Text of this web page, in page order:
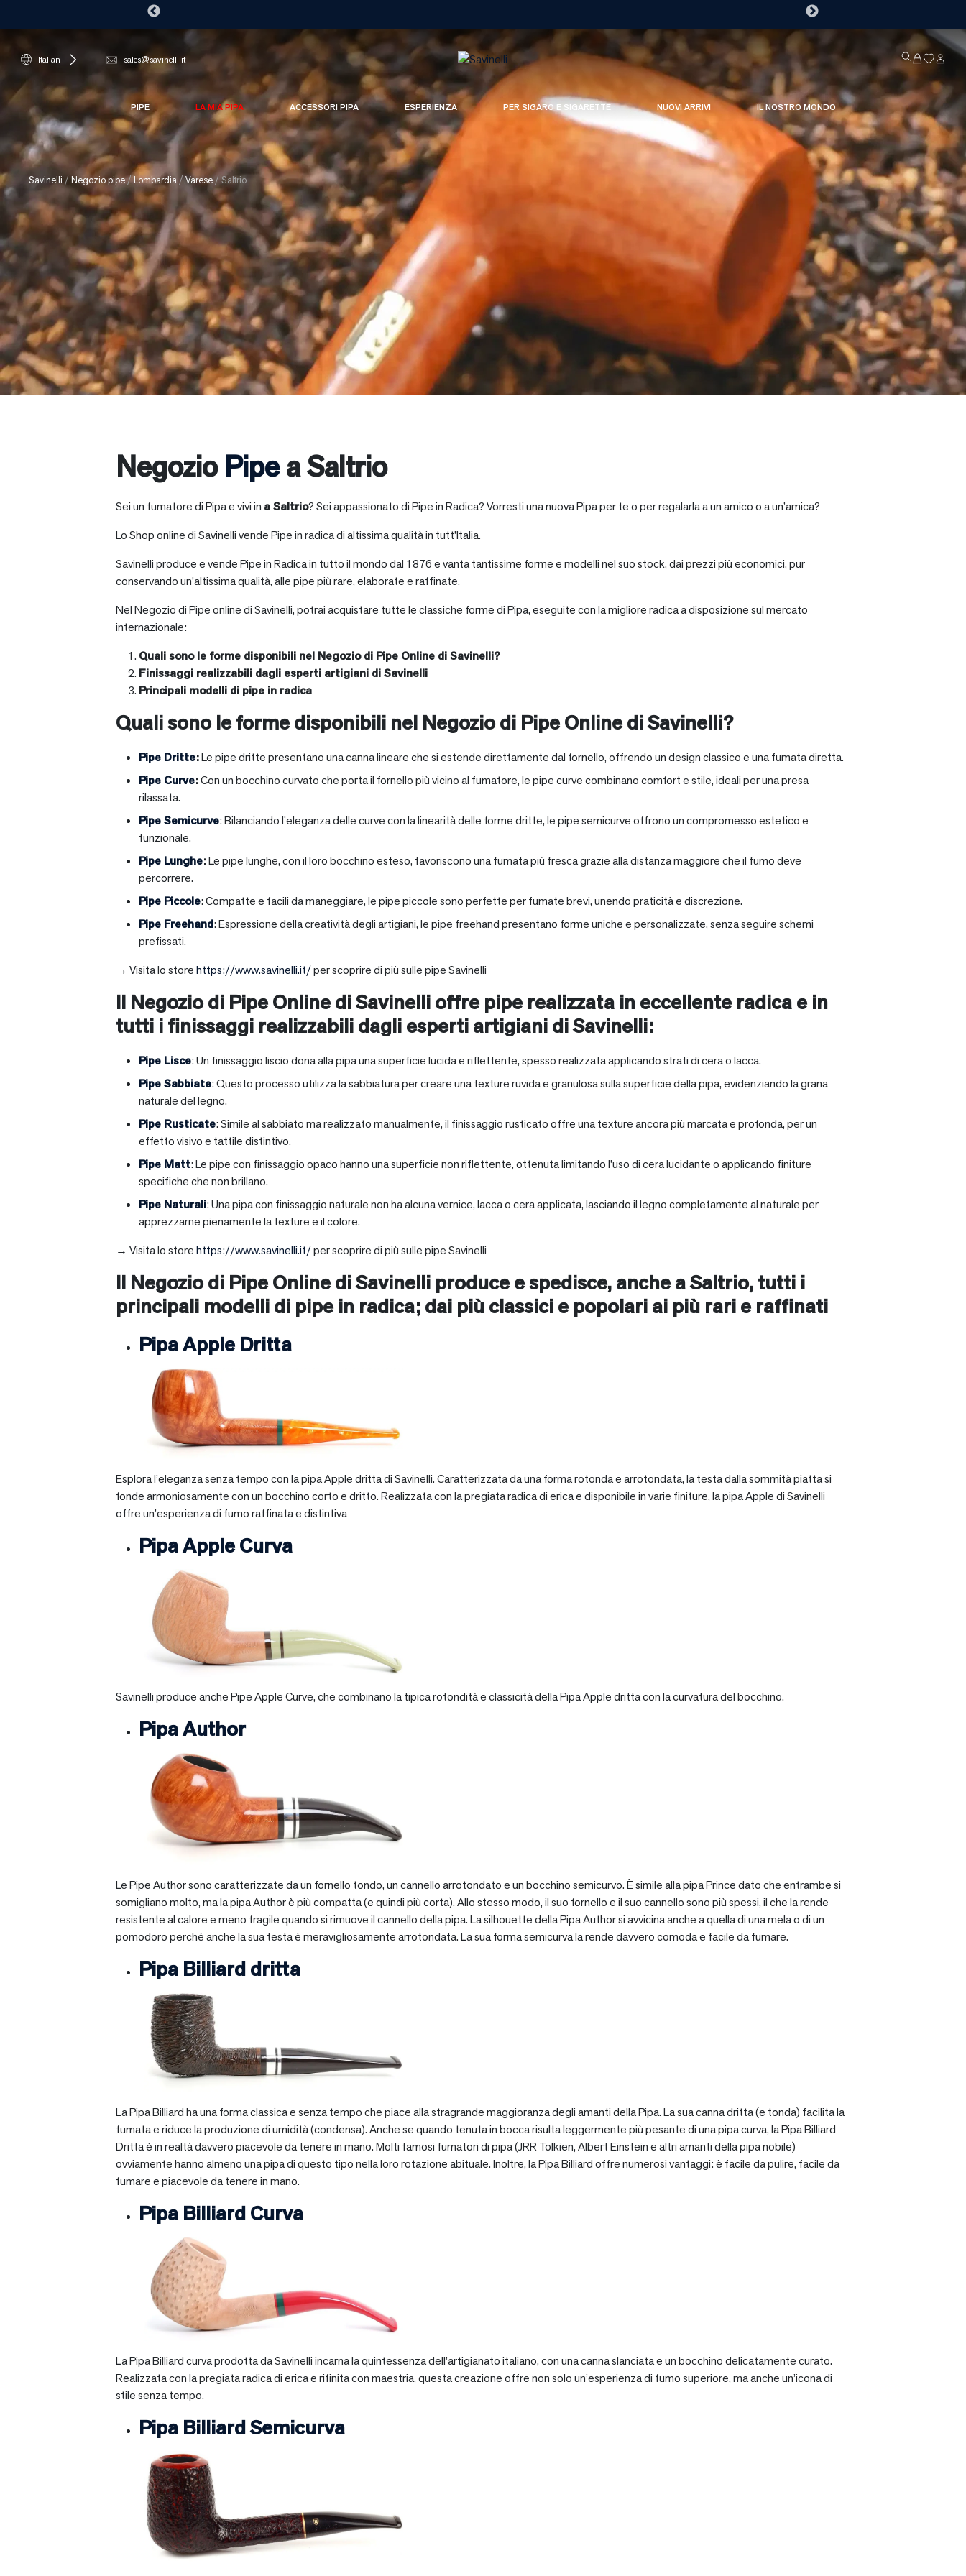
Italian sales@savinelli.it
PIPE LA MIA PIPA ACCESSORI PIPA ESPERIENZA PER SIGARO E SIGARETTE NUOVI ARRIVI IL NOSTRO MONDO
Savinelli / Negozio pipe/Lombardia /Varese /Saltrio
Negozio Pipea Saltrio
Sei un fumatore di Pipa e vivi in aSaltrio? Sei appassionato di Pipe in Radica? Vorresti una nuova Pipa per te o per regalarla a un amico o a un’amica?
Lo Shop online di Savinelli vende Pipe in radica di altissima qualità in tutt’Italia.
Savinelli produce e vende Pipe in Radica in tutto il mondo dal 1876 e vanta tantissime forme e modelli nel suo stock, dai prezzi più economici, pur
conservando un’altissima qualità, alle pipe più rare, elaborate e raffinate.
Nel Negozio di Pipe online di Savinelli, potrai acquistare tutte le classiche forme di Pipa, eseguite con la migliore radica a disposizione sul mercato
internazionale:
Quali sono le forme disponibili nel Negozio di Pipe Online di Savinelli?
Finissaggi realizzabili dagli esperti artigiani di Savinelli
Principali modelli di pipe in radica
Quali sono le forme disponibili nel Negozio di Pipe Online di Savinelli?
Pipe Dritte:Le pipe dritte presentano una canna lineare che si estende direttamente dal fornello, offrendo un design classico e una fumata diretta.
Pipe Curve:Con un bocchino curvato che porta il fornello più vicino al fumatore, le pipe curve combinano comfort e stile, ideali per una presa
rilassata.
Pipe Semicurve: Bilanciando l’eleganza delle curve con la linearità delle forme dritte, le pipe semicurve offrono un compromesso estetico e
funzionale.
Pipe Lunghe:Le pipe lunghe, con il loro bocchino esteso, favoriscono una fumata più fresca grazie alla distanza maggiore che il fumo deve
percorrere.
Pipe Piccole: Compatte e facili da maneggiare, le pipe piccole sono perfette per fumate brevi, unendo praticità e discrezione.
Pipe Freehand: Espressione della creatività degli artigiani, le pipe freehand presentano forme uniche e personalizzate, senza seguire schemi
prefissati.
→ Visita lo storehttps://www.savinelli.it/per scoprire di più sulle pipe Savinelli
Il Negozio di Pipe Online di Savinelli offre pipe realizzata in eccellente radica e in
tutti i finissaggi realizzabili dagli esperti artigiani di Savinelli:
Pipe Lisce: Un finissaggio liscio dona alla pipa una superficie lucida e riflettente, spesso realizzata applicando strati di cera o lacca.
Pipe Sabbiate: Questo processo utilizza la sabbiatura per creare una texture ruvida e granulosa sulla superficie della pipa, evidenziando la grana
naturale del legno.
Pipe Rusticate: Simile al sabbiato ma realizzato manualmente, il finissaggio rusticato offre una texture ancora più marcata e profonda, per un
effetto visivo e tattile distintivo.
Pipe Matt: Le pipe con finissaggio opaco hanno una superficie non riflettente, ottenuta limitando l’uso di cera lucidante o applicando finiture
specifiche che non brillano.
Pipe Naturali: Una pipa con finissaggio naturale non ha alcuna vernice, lacca o cera applicata, lasciando il legno completamente al naturale per
apprezzarne pienamente la texture e il colore.
→ Visita lo storehttps://www.savinelli.it/per scoprire di più sulle pipe Savinelli
Il Negozio di Pipe Online di Savinelli produce e spedisce, anche aSaltrio, tutti i
principali modelli di pipe in radica; dai più classici e popolari ai più rari e raffinati
Pipa Apple Dritta
Esplora l’eleganza senza tempo con la pipa Apple dritta di Savinelli. Caratterizzata da una forma rotonda e arrotondata, la testa dalla sommità piatta si
fonde armoniosamente con un bocchino corto e dritto. Realizzata con la pregiata radica di erica e disponibile in varie finiture, la pipa Apple di Savinelli
offre un’esperienza di fumo raffinata e distintiva
Pipa Apple Curva
Savinelli produce anche Pipe Apple Curve, che combinano la tipica rotondità e classicità della Pipa Apple dritta con la curvatura del bocchino.
Pipa Author
Le Pipe Author sono caratterizzate da un fornello tondo, un cannello arrotondato e un bocchino semicurvo. È simile alla pipa Prince dato che entrambe si
somigliano molto, ma la pipa Author è più compatta (e quindi più corta). Allo stesso modo, il suo fornello e il suo cannello sono più spessi, il che la rende
resistente al calore e meno fragile quando si rimuove il cannello della pipa. La silhouette della Pipa Author si avvicina anche a quella di una mela o di un
pomodoro perché anche la sua testa è meravigliosamente arrotondata. La sua forma semicurva la rende davvero comoda e facile da fumare.
Pipa Billiard dritta
La Pipa Billiard ha una forma classica e senza tempo che piace alla stragrande maggioranza degli amanti della Pipa. La sua canna dritta (e tonda) facilita la
fumata e riduce la produzione di umidità (condensa). Anche se quando tenuta in bocca risulta leggermente più pesante di una pipa curva, la Pipa Billiard
Dritta è in realtà davvero piacevole da tenere in mano. Molti famosi fumatori di pipa (JRR Tolkien, Albert Einstein e altri amanti della pipa nobile)
ovviamente hanno almeno una pipa di questo tipo nella loro rotazione abituale. Inoltre, la Pipa Billiard offre numerosi vantaggi: è facile da pulire, facile da
fumare e piacevole da tenere in mano.
Pipa Billiard Curva
La Pipa Billiard curva prodotta da Savinelli incarna la quintessenza dell’artigianato italiano, con una canna slanciata e un bocchino delicatamente curato.
Realizzata con la pregiata radica di erica e rifinita con maestria, questa creazione offre non solo un’esperienza di fumo superiore, ma anche un’icona di
stile senza tempo.
Pipa Billiard Semicurva